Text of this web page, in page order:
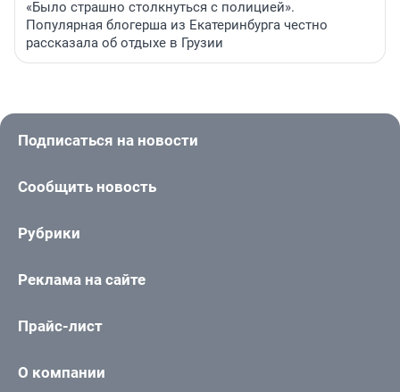
«Было страшно столкнуться с полицией».
Популярная блогерша из Екатеринбурга честно
рассказала об отдыхе в Грузии
Подписаться на новости
Сообщить новость
Рубрики
Реклама на сайте
Прайс-лист
О компании